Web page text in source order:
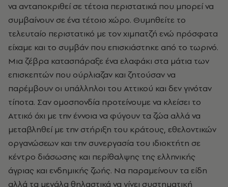
να ανταποκριθεί σε τέτοια περιστατικά που μπορεί να
συμβαίνουν σε ένα τέτοιο χώρο. Θυμηθείτε το
τελευταίο περιστατικό με τον χιμπατζή ενώ πρόσφατα
είχαμε και το συμβάν που επισκιάστηκε από το τωρινό.
Μια ζέβρα κατασπάραξε ένα ελαφάκι στα μάτια των
επισκεπτών που ούρλιαζαν και ζητούσαν να
παρέμβουν οι υπάλληλοι του Αττικού και δεν γινόταν
τίποτα. Σαν ομοσπονδία προτείνουμε να κλείσει το
Αττικό όχι με την έννοια να φύγουν τα ζώα αλλά να
μεταβληθεί με την στήριξη του κράτους, εθελοντικών
οργανώσεων και την συνεργασία του ιδιοκτήτη σε
κέντρο διάσωσης και περίθαλψης της ελληνικής
άγριας και ενδημικής ζωής. Να παραμείνουν τα είδη
αλλά τα μεγάλα θηλαστικά να γίνει συστηματική